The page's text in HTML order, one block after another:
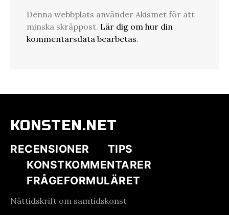
Denna webbplats använder Akismet för att
minska skräppost. Lär dig om hur din
kommentarsdata bearbetas.
KONSTEN.NET
RECENSIONER
TIPS
KONSTKOMMENTARER
FRÅGEFORMULÄRET
Nättidskrift om samtidskonst